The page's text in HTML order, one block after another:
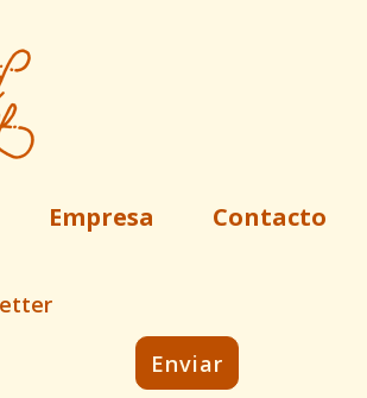
Empresa Contacto